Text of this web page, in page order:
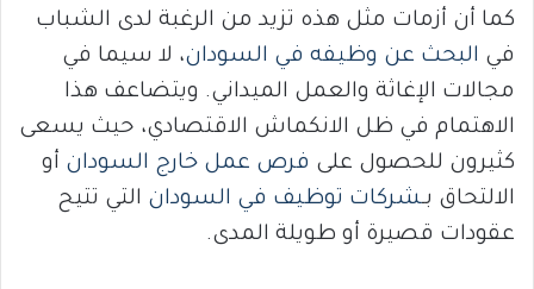
كما أن أزمات مثل هذه تزيد من الرغبة لدى الشباب
في البحث عن وظيفه في السودان، لا سيما في
مجالات الإغاثة والعمل الميداني. ويتضاعف هذا
الاهتمام في ظل الانكماش الاقتصادي، حيث يسعى
كثيرون للحصول على فرص عمل خارج السودان أو
الالتحاق بـشركات توظيف في السودان التي تتيح
عقودات قصيرة أو طويلة المدى.